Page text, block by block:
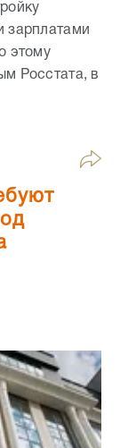
этому
Росстата, в